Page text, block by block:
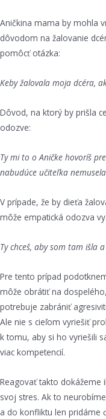
Aničkina mama by mohla
dôvodom na žalovanie
pomôcť otázka:
Keby žalovala moja dcéra,
Dôvod, na ktorý by prišla
odozve:
Ty mi to o Aničke hovoríš
nabudúce učiteľka
V prípade, že by dieťa
môže empatická odozva
Ty chceš, aby som tam išla
Pre tento prípad
môže obrátiť na
potrebuje zabrániť
Ale nie s cieľom vyriešiť
k tomu, aby si ho vyriešili
viac kompetencií.
Reagovať takto dokážeme
svoj stres. Ak to
a do konfliktu len pridáme